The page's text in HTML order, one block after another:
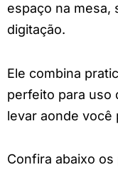
espaço na mesa,
digitação.
Ele combina
perfeito para uso
levar aonde você
Confira abaixo